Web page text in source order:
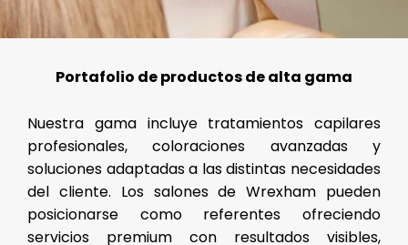
Portafolio de productos de alta gama
Nuestra gama incluye tratamientos capilares
profesionales, coloraciones avanzadas y
soluciones adaptadas a las distintas necesidades
del cliente. Los salones de Wrexham pueden
posicionarse como referentes ofreciendo
servicios premium con resultados visibles,